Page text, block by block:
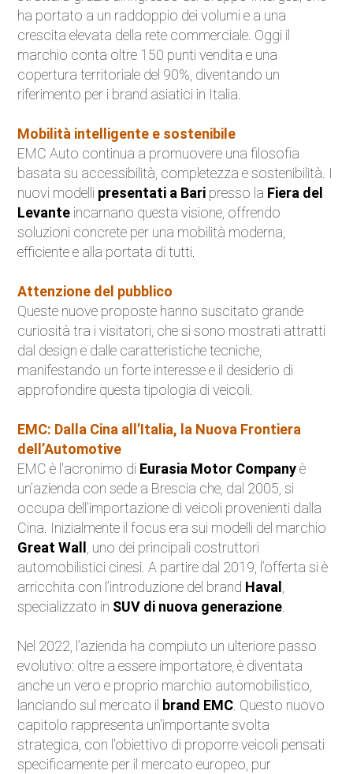
ha portato a un raddoppio dei volumi e a una
crescita elevata della rete commerciale. Oggi il
marchio conta oltre 150 punti vendita e una
copertura territoriale del 90%, diventando un
riferimento per i brand asiatici in Italia.
Mobilità intelligente e sostenibile
EMC Auto continua a promuovere una filosofia
basata su accessibilità, completezza e sostenibilità. I
nuovi modelli presentati a Bari presso la Fiera del
Levante incarnano questa visione, offrendo
soluzioni concrete per una mobilità moderna,
efficiente e alla portata di tutti.
Attenzione del pubblico
Queste nuove proposte hanno suscitato grande
curiosità tra i visitatori, che si sono mostrati attratti
dal design e dalle caratteristiche tecniche,
manifestando un forte interesse e il desiderio di
approfondire questa tipologia di veicoli.
EMC: Dalla Cina all’Italia, la Nuova Frontiera
dell’Automotive
EMC è l'acronimo di Eurasia Motor Companyè
un’azienda con sede a Brescia che, dal 2005, si
occupa dell’importazione di veicoli provenienti dalla
Cina. Inizialmente il focus era sui modelli del marchio
Great Wall
, uno dei principali costruttori
automobilistici cinesi. A partire dal 2019, l’offerta si è
arricchita con l’introduzione del brand Haval
specializzato in SUV di nuova generazione
Nel 2022, l’azienda ha compiuto un ulteriore passo
evolutivo: oltre a essere importatore, è diventata
anche un vero e proprio marchio automobilistico,
lanciando sul mercato il brand EMC . Questo nuovo
capitolo rappresenta un'importante svolta
strategica, con l'obiettivo di proporre veicoli pensati
specificamente per il mercato europeo, pur